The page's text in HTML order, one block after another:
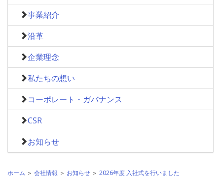
事業紹介
沿革
企業理念
私たちの想い
コーポレート・ガバナンス
CSR
お知らせ
ホーム ＞ 会社情報 ＞ お知らせ ＞ 2026年度 入社式を行いました